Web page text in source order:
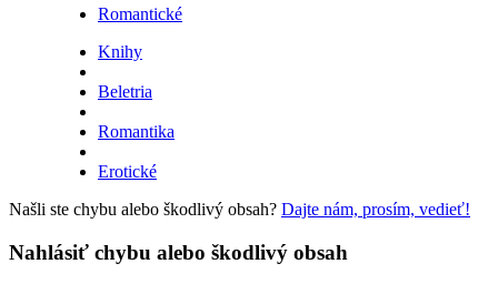
Romantické
Knihy
Beletria
Romantika
Erotické
Našli ste chybu alebo škodlivý obsah? Dajte nám, prosím, vedieť!
Nahlásiť chybu alebo škodlivý obsah